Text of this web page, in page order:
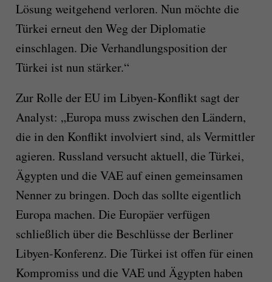
Lösung weitgehend verloren. Nun möchte die
Türkei erneut den Weg der Diplomatie
einschlagen. Die Verhandlungsposition der
Türkei ist nun stärker.“
Zur Rolle der EU im Libyen-Konflikt sagt der
Analyst: „Europa muss zwischen den Ländern,
die in den Konflikt involviert sind, als Vermittler
agieren. Russland versucht aktuell, die Türkei,
Ägypten und die VAE auf einen gemeinsamen
Nenner zu bringen. Doch das sollte eigentlich
Europa machen. Die Europäer verfügen
schließlich über die Beschlüsse der Berliner
Libyen-Konferenz. Die Türkei ist offen für einen
Kompromiss und die VAE und Ägypten haben